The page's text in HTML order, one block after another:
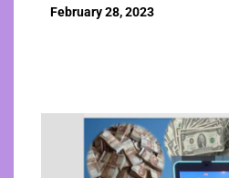
February 28, 2023